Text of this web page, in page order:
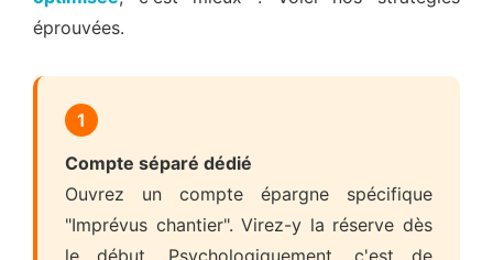
éprouvées.
1
Compte séparé dédié
Ouvrez un compte épargne spécifique
"Imprévus chantier". Virez-y la réserve dès
le début. Psychologiquement, c'est de